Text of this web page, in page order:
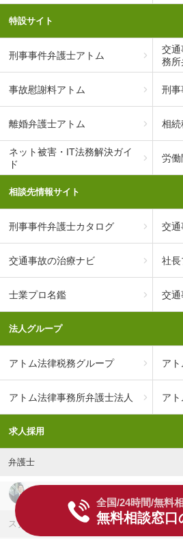
全国/24時間/無料
無料相談窓口
特設サイト
刑事事件弁護士アトム
交
務
事故慰謝料アトム 刑事
離婚弁護士アトム 相
ネット被害・IT法務解決ガイ
ド
労働
相談先情報サイト
刑事事件弁護士カタログ 交
交通事故の治療ナビ 社
士業プロ名鑑 交
法人グループ
アトム法律税務グループ ア
アトム法律事務所弁護士法人 ア
求人採用
弁護士
スタッフ